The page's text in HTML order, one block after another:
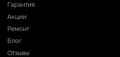
Гарантия
Акции
Ремонт
Блог
Отзывы